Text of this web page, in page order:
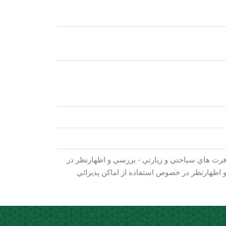
هاي سياحتي و زيارتي - بررسي و اظهارنظر در
در خصوص استفاده از اماكن پذيرائي